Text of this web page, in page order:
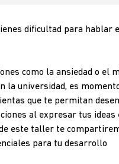
dificultad para hablar
como la ansiedad o el
la universidad, es
que te permitan
al expresar tus ideas
este taller te
para tu desarrollo